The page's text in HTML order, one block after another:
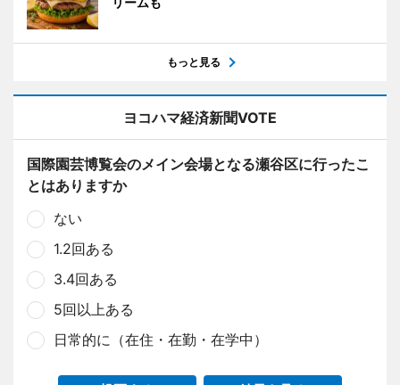
もっと見る
ヨコハマ経済新聞VOTE
国際園芸博覧会のメイン会場となる瀬谷区に行ったこ
とはありますか
ない
1.2回ある
3.4回ある
5回以上ある
日常的に（在住・在勤・在学中）